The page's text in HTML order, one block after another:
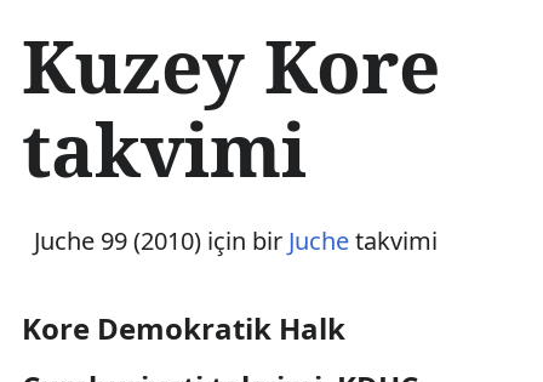
ç
r
ğ
e
Kuzey Kore
takvimi
Juche 99 (2010) için bir Juchetakvimi
Kore Demokratik Halk